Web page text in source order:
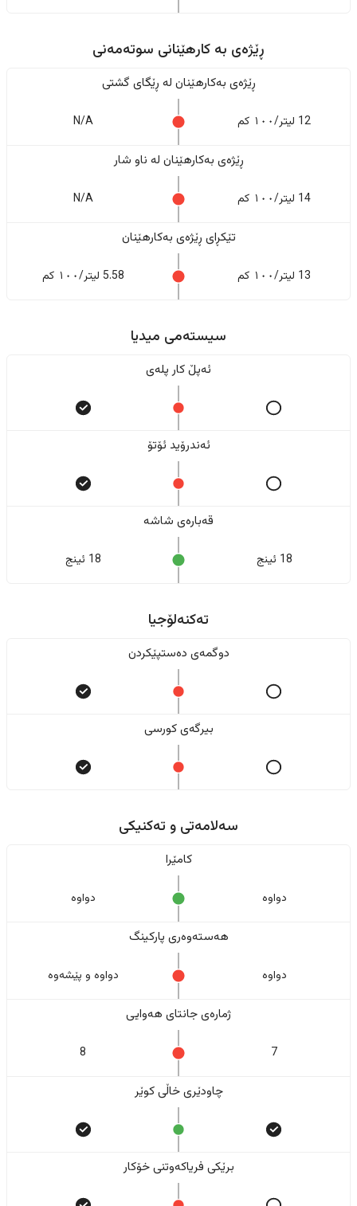
ڕێژەى به کارهێنانی سوتەمەنی
ڕێژەى بەکارهێنان له ڕێگای گشتی
12 لیتر/١٠٠ کم N/A
ڕێژەى بەکارهێنان له ناو شار
14 لیتر/١٠٠ کم N/A
تێکڕای ڕێژەى بەکارهێنان
13 لیتر/١٠٠ کم 5.58 لیتر/١٠٠ کم
سیستەمی میدیا
ئەپڵ کار پلەی
ئەندرۆید ئۆتۆ
قەبارەی شاشە
18 ئینج 18 ئینج
تەکنەلۆجیا
دوگمەی دەستپێکردن
بیرگەی کورسی
سەلامەتی و تەکنیکی
کامێرا
دواوە دواوە
هەستەوەری پارکینگ
دواوە دواوە و پێشەوە
ژمارەی جانتای هەوایی
7
8
چاودێری خاڵی کوێر
برێکی فریاکەوتنی خۆکار